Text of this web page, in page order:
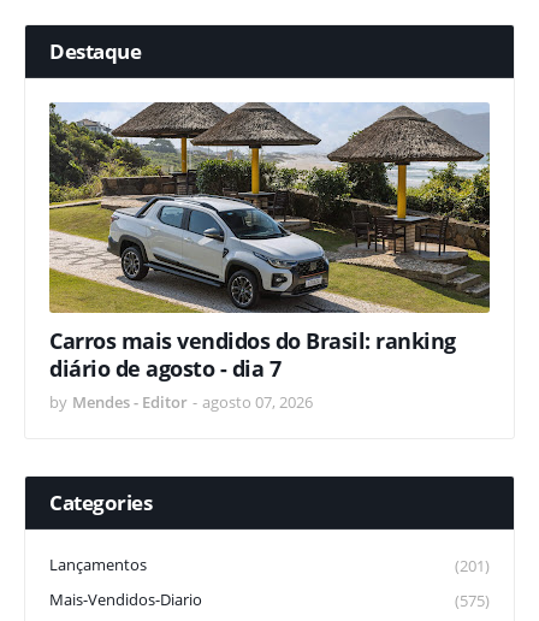
Destaque
Carros mais vendidos do Brasil: ranking
diário de agosto - dia 7
by Mendes - Editor - agosto 07, 2026
Categories
Lançamentos
(201)
Mais-Vendidos-Diario
(575)